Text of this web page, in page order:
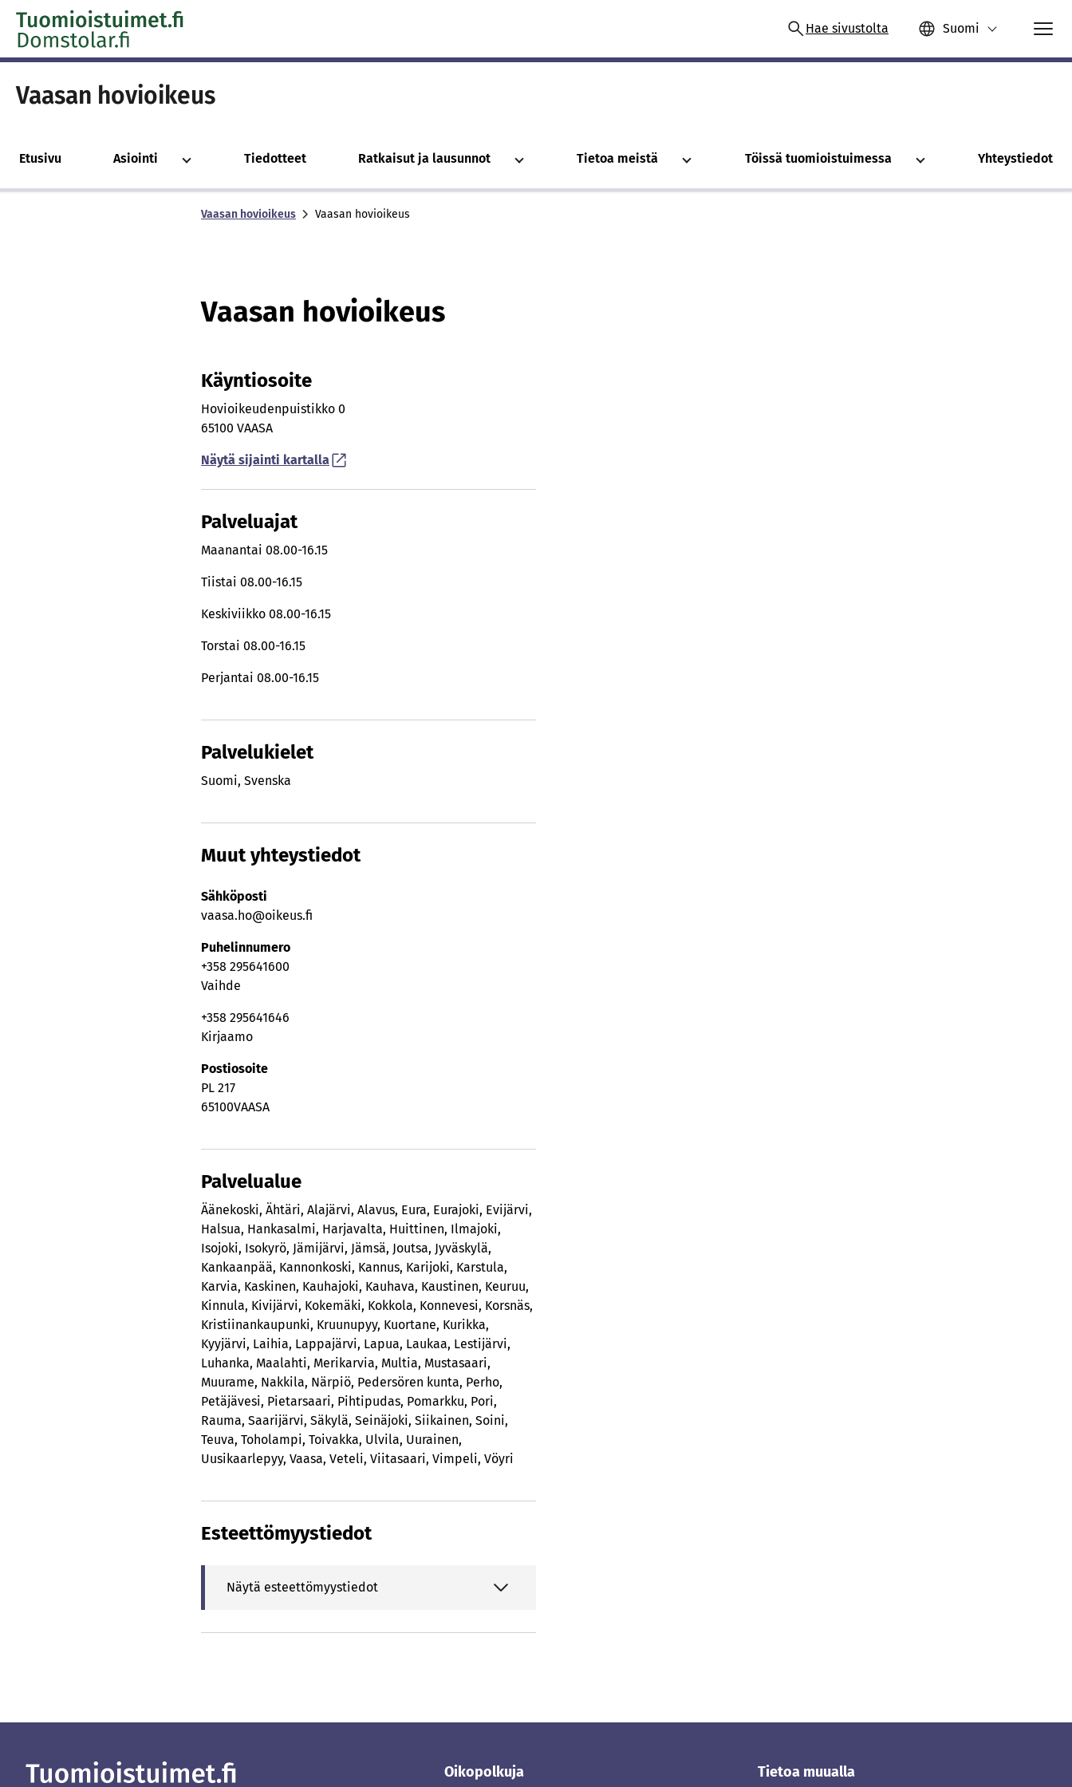
Skip to content -saavutettavuusohje
Hae sivustolta Suomi
Vaasan hovioikeus
Etusivu Asiointi Tiedotteet Ratkaisut ja lausunnot Tietoa meistä Töissä tuomioistuimessa Yhteystiedot
Vaasan hovioikeus Vaasan hovioikeus
Vaasan hovioikeus
Käyntiosoite
Hovioikeudenpuistikko 0
65100 VAASA
Näytä sijainti kartalla
Palveluajat
Maanantai 08.00-16.15
Tiistai 08.00-16.15
Keskiviikko 08.00-16.15
Torstai 08.00-16.15
Perjantai 08.00-16.15
Palvelukielet
Suomi, Svenska
Muut yhteystiedot
Sähköposti
vaasa.ho@oikeus.fi
Puhelinnumero
+358 295641600
Vaihde
+358 295641646
Kirjaamo
Postiosoite
PL 217
65100VAASA
Palvelualue
Äänekoski, Ähtäri, Alajärvi, Alavus, Eura, Eurajoki, Evijärvi,
Halsua, Hankasalmi, Harjavalta, Huittinen, Ilmajoki,
Isojoki, Isokyrö, Jämijärvi, Jämsä, Joutsa, Jyväskylä,
Kankaanpää, Kannonkoski, Kannus, Karijoki, Karstula,
Karvia, Kaskinen, Kauhajoki, Kauhava, Kaustinen, Keuruu,
Kinnula, Kivijärvi, Kokemäki, Kokkola, Konnevesi, Korsnäs,
Kristiinankaupunki, Kruunupyy, Kuortane, Kurikka,
Kyyjärvi, Laihia, Lappajärvi, Lapua, Laukaa, Lestijärvi,
Luhanka, Maalahti, Merikarvia, Multia, Mustasaari,
Muurame, Nakkila, Närpiö, Pedersören kunta, Perho,
Petäjävesi, Pietarsaari, Pihtipudas, Pomarkku, Pori,
Rauma, Saarijärvi, Säkylä, Seinäjoki, Siikainen, Soini,
Teuva, Toholampi, Toivakka, Ulvila, Uurainen,
Uusikaarlepyy, Vaasa, Veteli, Viitasaari, Vimpeli, Vöyri
Esteettömyystiedot
Näytä esteettömyystiedot
Oikopolkuja Tietoa muualla